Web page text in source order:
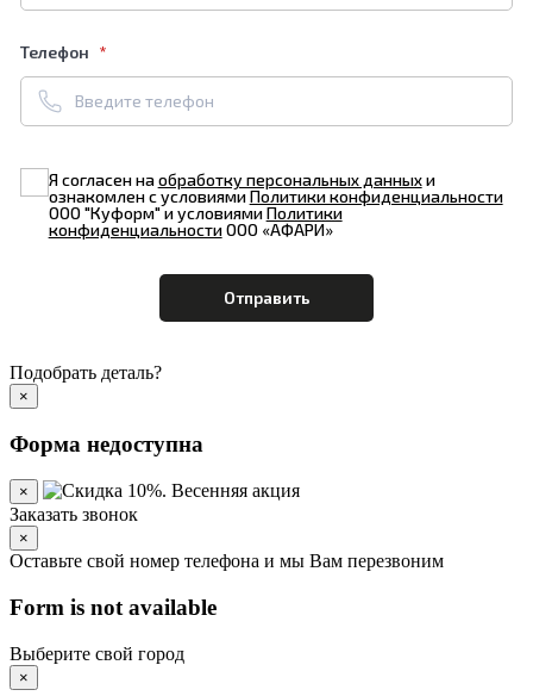
Телефон
Я согласен наобработку персональных данныхи
ознакомлен с условиямиПолитики конфиденциальности
ООО "Куформ" и условиямиПолитики
конфиденциальностиООО «АФАРИ»
Подобрать деталь?
×
Форма недоступна
×
Заказать звонок
×
Оставьте свой номер телефона и мы Вам перезвоним
Form is not available
Выберите свой город
×